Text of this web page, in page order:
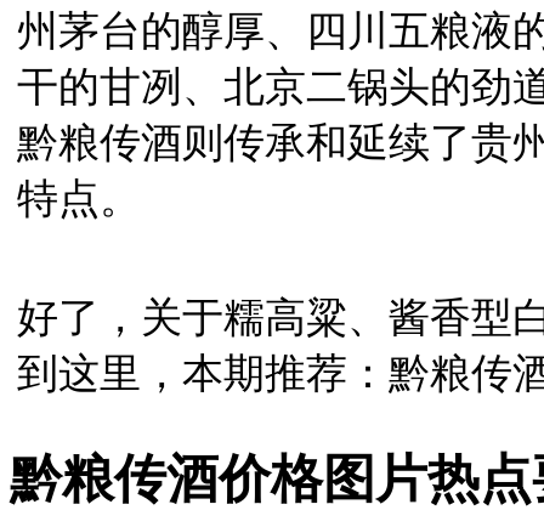
州茅台的醇厚、四川五粮液
干的甘冽、北京二锅头的劲
黔粮传酒则传承和延续了贵
特点。
好了，关于糯高粱、酱香型
到这里，本期推荐：黔粮传
黔粮传酒价格图片热